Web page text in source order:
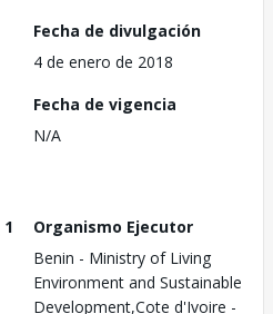
Fecha de divulgación
4 de enero de 2018
Fecha de vigencia
N/A
1
Organismo Ejecutor
Benin - Ministry of Living
Environment and Sustainable
Development,Cote d'Ivoire -